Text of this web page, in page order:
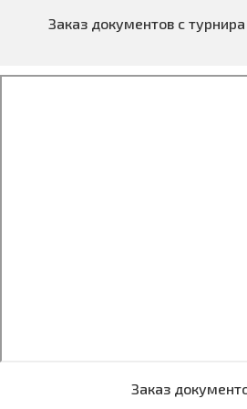
Заказ документов с
Заказ